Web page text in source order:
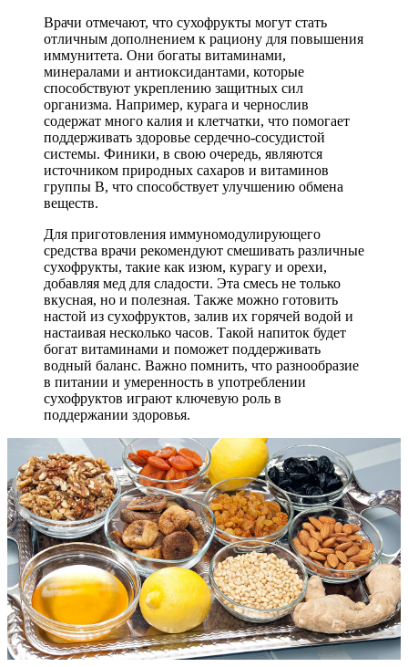
Врачи отмечают, что сухофрукты могут стать
отличным дополнением к рациону для повышения
иммунитета. Они богаты витаминами,
минералами и антиоксидантами, которые
способствуют укреплению защитных сил
организма. Например, курага и чернослив
содержат много калия и клетчатки, что помогает
поддерживать здоровье сердечно-сосудистой
системы. Финики, в свою очередь, являются
источником природных сахаров и витаминов
группы B, что способствует улучшению обмена
веществ.
Для приготовления иммуномодулирующего
средства врачи рекомендуют смешивать различные
сухофрукты, такие как изюм, курагу и орехи,
добавляя мед для сладости. Эта смесь не только
вкусная, но и полезная. Также можно готовить
настой из сухофруктов, залив их горячей водой и
настаивая несколько часов. Такой напиток будет
богат витаминами и поможет поддерживать
водный баланс. Важно помнить, что разнообразие
в питании и умеренность в употреблении
сухофруктов играют ключевую роль в
поддержании здоровья.